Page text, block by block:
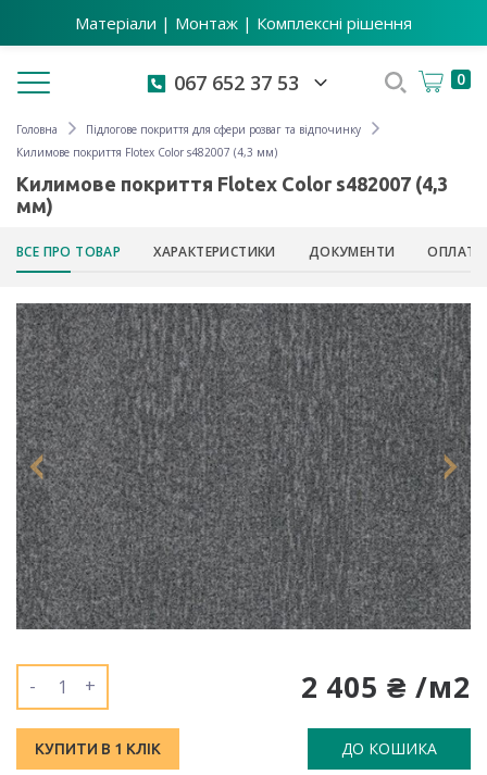
Матеріали | Монтаж | Комплексні рішення
Toggle navigation 067 652 37 53 0
Головна
Підлогове покриття для сфери розваг та відпочинку
Килимове покриття Flotex Color s482007 (4,3 мм)
Килимове покриття Flotex Color s482007 (4,3
мм)
ВСЕ ПРО ТОВАР ХАРАКТЕРИСТИКИ ДОКУМЕНТИ ОПЛАТА
2 405 ₴ /м2
- +
КУПИТИ В 1 КЛІК ДО КОШИКА